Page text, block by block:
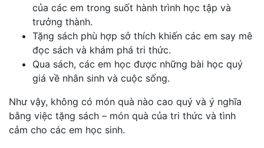
của các em trong suốt hành trình học tập và
trưởng thành.
Tặng sách phù hợp sở thích khiến các em say mê
đọc sách và khám phá tri thức.
Qua sách, các em học được những bài học quý
giá về nhân sinh và cuộc sống.
Như vậy, không có món quà nào cao quý và ý nghĩa
bằng việc tặng sách – món quà của tri thức và tình
cảm cho các em học sinh.